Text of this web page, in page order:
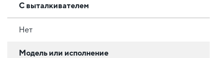
С выталкивателем
Нет
Модель или исполнение